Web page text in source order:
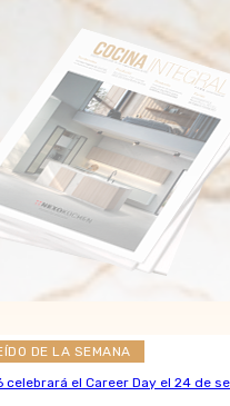
DE LA SEMANA
celebrará el Career Day el 24 de